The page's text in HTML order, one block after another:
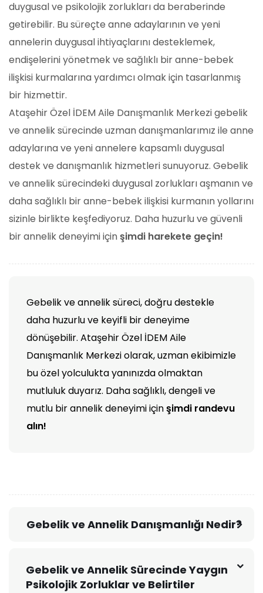
duygusal ve psikolojik zorlukları da beraberinde
getirebilir. Bu süreçte anne adaylarının ve yeni
annelerin duygusal ihtiyaçlarını desteklemek,
endişelerini yönetmek ve sağlıklı bir anne-bebek
ilişkisi kurmalarına yardımcı olmak için tasarlanmış
bir hizmettir.
Ataşehir Özel İDEM Aile Danışmanlık Merkezi gebelik
ve annelik sürecinde uzman danışmanlarımız ile anne
adaylarına ve yeni annelere kapsamlı duygusal
destek ve danışmanlık hizmetleri sunuyoruz. Gebelik
ve annelik sürecindeki duygusal zorlukları aşmanın ve
daha sağlıklı bir anne-bebek ilişkisi kurmanın yollarını
sizinle birlikte keşfediyoruz. Daha huzurlu ve güvenli
bir annelik deneyimi içinşimdi harekete geçin!
Gebelik ve annelik süreci, doğru destekle
daha huzurlu ve keyifli bir deneyime
dönüşebilir. Ataşehir Özel İDEM Aile
Danışmanlık Merkezi olarak, uzman ekibimizle
bu özel yolculukta yanınızda olmaktan
mutluluk duyarız. Daha sağlıklı, dengeli ve
mutlu bir annelik deneyimi içinşimdi randevu
alın!
Gebelik ve Annelik Danışmanlığı Nedir?
Gebelik ve Annelik Sürecinde Yaygın
Psikolojik Zorluklar ve Belirtiler